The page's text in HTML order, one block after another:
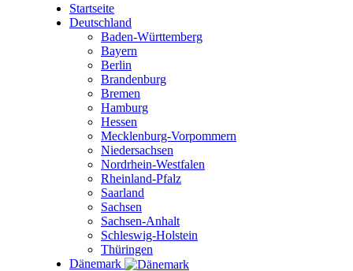
Startseite
Deutschland
Baden-Württemberg
Bayern
Berlin
Brandenburg
Bremen
Hamburg
Hessen
Mecklenburg-Vorpommern
Niedersachsen
Nordrhein-Westfalen
Rheinland-Pfalz
Saarland
Sachsen
Sachsen-Anhalt
Schleswig-Holstein
Thüringen
Dänemark